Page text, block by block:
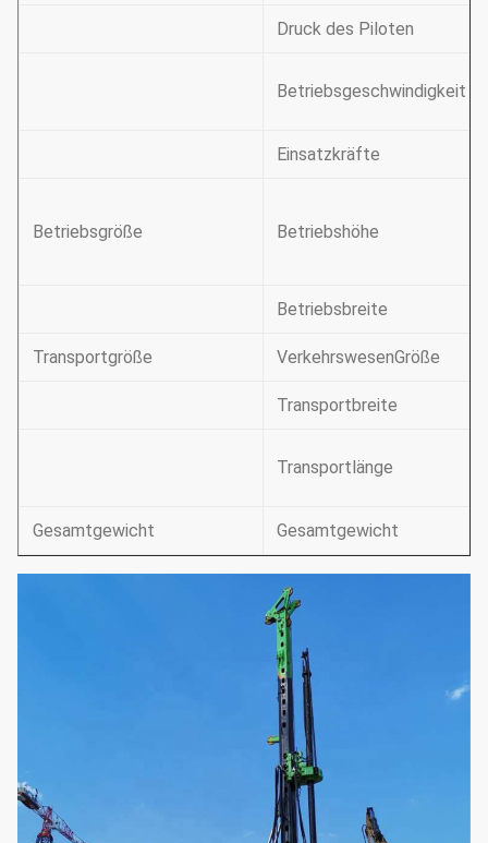
Druck des Piloten
Betriebsgeschwindigkeit
Einsatzkräfte
Betriebsgröße Betriebshöhe
Betriebsbreite
Transportgröße VerkehrswesenGröße
Transportbreite
Transportlänge
Gesamtgewicht Gesamtgewicht